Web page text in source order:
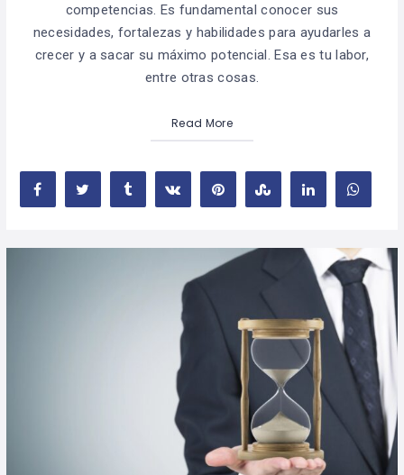
competencias. Es fundamental conocer sus
necesidades, fortalezas y habilidades para ayudarles a
crecer y a sacar su máximo potencial. Esa es tu labor,
entre otras cosas.
Read More